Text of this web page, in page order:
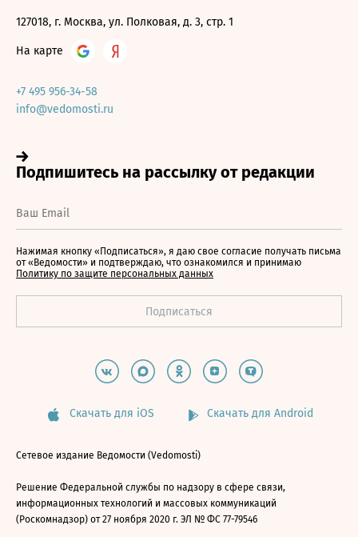
127018, г. Москва, ул. Полковая, д. 3, стр. 1
На карте
+7 495 956-34-58
info@vedomosti.ru
Нажимая кнопку «Подписаться», я даю свое согласие получать письма
от «Ведомости» и подтверждаю, что ознакомился и принимаю
Политику по защите персональных данных
Скачать для iOS Скачать для Android
Сетевое издание Ведомости (Vedomosti)
Решение Федеральной службы по надзору в сфере связи,
информационных технологий и массовых коммуникаций
(Роскомнадзор) от 27 ноября 2020 г. ЭЛ № ФС 77-79546